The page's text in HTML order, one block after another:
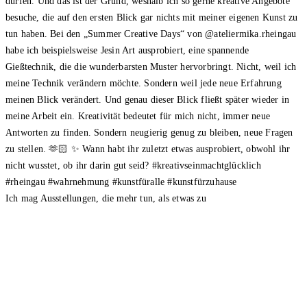
Ich mag Ausstellungen, die mehr tun, als etwas zu